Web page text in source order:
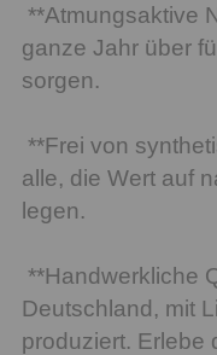
**Atmungsaktive
ganze Jahr über
sorgen.
**Frei von
alle, die Wert auf
legen.
**Handwerkliche
Deutschland, mit
produziert. Erlebe